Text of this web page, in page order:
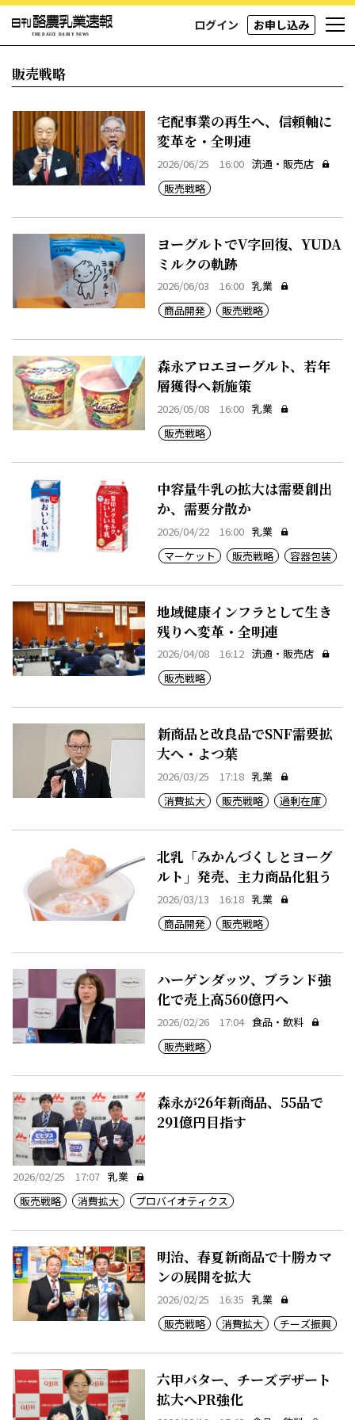
ログイン お申し込み
販売戦略
宅配事業の再生へ、信頼軸に
変革を・全明連
2026/06/25 16:00 流通・販売店
販売戦略
ヨーグルトでV字回復、YUDA
ミルクの軌跡
2026/06/03 16:00 乳業
商品開発
販売戦略
森永アロエヨーグルト、若年
層獲得へ新施策
2026/05/08 16:00 乳業
販売戦略
中容量牛乳の拡大は需要創出
か、需要分散か
2026/04/22 16:00 乳業
マーケット
販売戦略 容器包装
地域健康インフラとして生き
残りへ変革・全明連
2026/04/08 16:12 流通・販売店
販売戦略
新商品と改良品でSNF需要拡
大へ・よつ葉
2026/03/25 17:18 乳業
消費拡大
販売戦略 過剰在庫
北乳「みかんづくしとヨーグ
ルト」発売、主力商品化狙う
2026/03/13 16:18 乳業
商品開発
販売戦略
ハーゲンダッツ、ブランド強
化で売上高560億円へ
2026/02/26 17:04 食品・飲料
販売戦略
森永が26年新商品、55品で
291億円目指す
2026/02/25 17:07 乳業
販売戦略
消費拡大 プロバイオティクス
明治、春夏新商品で十勝カマ
ンの展開を拡大
2026/02/25 16:35 乳業
販売戦略
消費拡大 チーズ振興
六甲バター、チーズデザート
拡大へPR強化